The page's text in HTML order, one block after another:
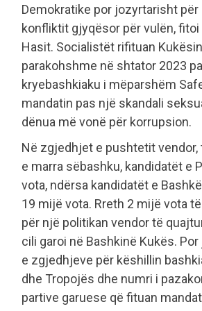
Demokratike por jozyrtarisht për
konfliktit gjyqësor për vulën, fitoi
Hasit. Socialistët rifituan
parakohshme në shtator 2023
kryebashkiaku i mëparshëm
mandatin pas një skandali
dënua më vonë për korrupsion.
Në zgjedhjet e pushtetit vendor,
e marra sëbashku, kandidatët e
vota, ndërsa kandidatët e
19 mijë vota. Rreth 2 mijë vota
për një politikan vendor të
cili garoi në Bashkinë Kukës.
e zgjedhjeve për këshillin
dhe Tropojës dhe numri i
partive garuese që fituan